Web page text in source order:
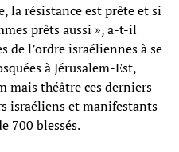
la résistance est prête et si
prêts aussi », a-t-il
de l’ordre israéliennes à se
à Jérusalem-Est,
mais théâtre ces derniers
israéliens et manifestants
700 blessés.